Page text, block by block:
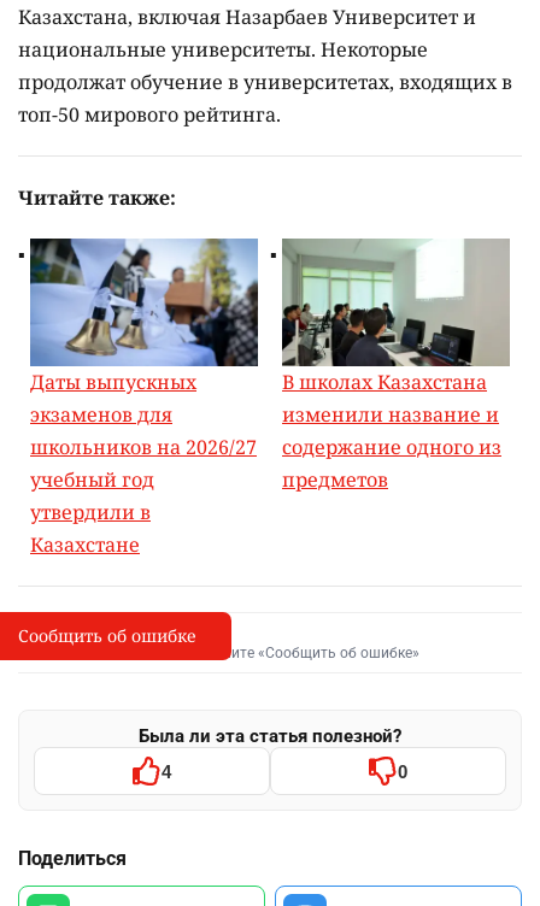
Казахстана, включая Назарбаев Университет и
национальные университеты. Некоторые
продолжат обучение в университетах, входящих в
топ-50 мирового рейтинга.
Читайте также:
Даты выпускных
экзаменов для
школьников на 2026/27
учебный год
утвердили в
Казахстане
В школах Казахстана
изменили название и
содержание одного из
предметов
I
Сообщить об опечатке
Выделите фрагмент и нажмите «Сообщить об ошибке»
Была ли эта статья полезной?
4 0
Поделиться
Сообщить об ошибке